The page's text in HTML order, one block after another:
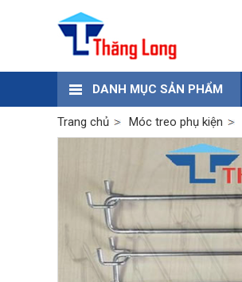
DANH MỤC SẢN PHẨM
Trang chủ Móc treo phụ kiện